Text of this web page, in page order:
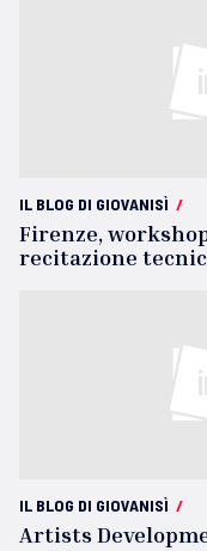
IL BLOG DI GIOVANISÌ /
Firenze,
recitazione
IL BLOG DI GIOVANISÌ /
Artists